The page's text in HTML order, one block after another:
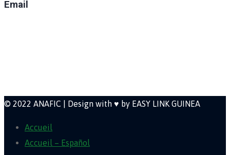
Email
© 2022 ANAFIC | Design with ♥ by EASY LINK GUINEA
Accueil
Accueil – Español